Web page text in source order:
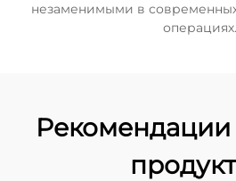
незаменимыми в
операциях.